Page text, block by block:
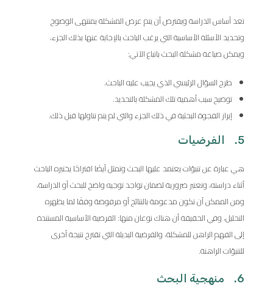
تعد أساس الدراسة ويفترض أن يتم عرض المشكلة بمنتهى الوضوح
وتحديد الأسئلة الأساسية التي يرغب الباحث بالإجابة عنها بذلك الجزء،
ويمكن صياغة مشكلة البحث باتباع الآتي:
طرح السؤال الرئيسي الذي يجيب عليه الباحث.
توضيح سبب أهمية تلك المشكلة بالتحديد.
إبراز الفجوة البحثية في ذلك الجزء والتي لم يتم تناولها قبل ذلك.
5. الفرضيات
هي عبارة عن تنبؤات يعتمد عليها البحث وتمثل أيضًا اقتراحًا يختبره الباحث
أثناء دراسته، وتعتبر ضرورية لضمان تواجد توجيه واضح للبحث أو الدراسة،
ومن الممكن أن تكون مدعومة بالنتائج أو مرفوضة وفقًا لما يظهره
التحليل، وفي الحقيقة أن هناك نوعان منها: الفرضية الأساسية المستندة
إلى الفهم الراهن للمشكلة، والفرضية البديلة التي تقترح نتيجة أخرى
للتنبؤات الراهنة.
6. منهجية البحث